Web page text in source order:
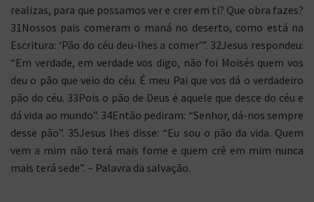
realizas, para que possamos ver e crer em ti? Que obra fazes?
31Nossos pais comeram o maná no deserto, como está na
Escritura: ‘Pão do céu deu-lhes a comer’”. 32Jesus respondeu:
“Em verdade, em verdade vos digo, não foi Moisés quem vos
deu o pão que veio do céu. É meu Pai que vos dá o verdadeiro
pão do céu. 33Pois o pão de Deus é aquele que desce do céu e
dá vida ao mundo”. 34Então pediram: “Senhor, dá-nos sempre
desse pão”. 35Jesus lhes disse: “Eu sou o pão da vida. Quem
vem a mim não terá mais fome e quem crê em mim nunca
mais terá sede”. – Palavra da salvação.